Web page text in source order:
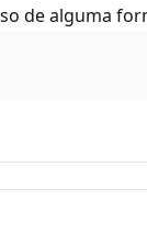
de alguma